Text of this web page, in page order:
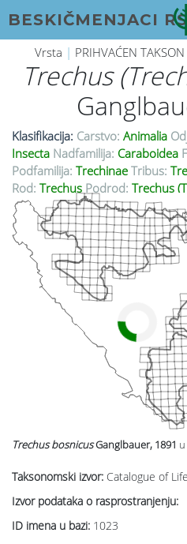
BESKIČMENJACI RS
Vrsta | PRIHVAĆEN
Trechus
Klasifikacija: Carstvo: Animalia
Insecta Nadfamilija: Caraboidea
Podfamilija: Trechinae Tribus:
Rod: Trechus Podrod: Trechus
Taksonomski izvor: Catalogue of
Izvor podataka o rasprostranjenju:
ID imena u bazi: 1023
Trechus bosnicusGanglbauer, 1891